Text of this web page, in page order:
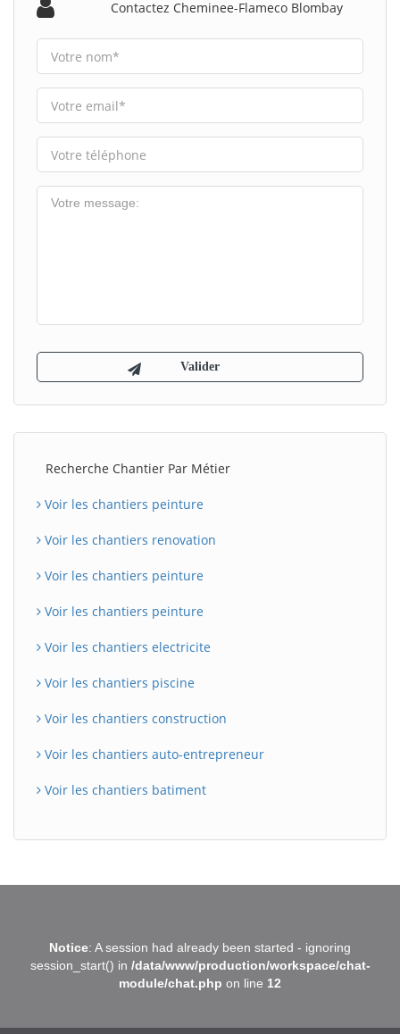
Contactez Cheminee-Flameco Blombay
Recherche Chantier Par Métier
Voir les chantiers peinture
Voir les chantiers renovation
Voir les chantiers peinture
Voir les chantiers peinture
Voir les chantiers electricite
Voir les chantiers piscine
Voir les chantiers construction
Voir les chantiers auto-entrepreneur
Voir les chantiers batiment
Notice: A session had already been started - ignoring
session_start() in /data/www/production/workspace/chat-
module/chat.php on line 12
B
Assistant en ligne